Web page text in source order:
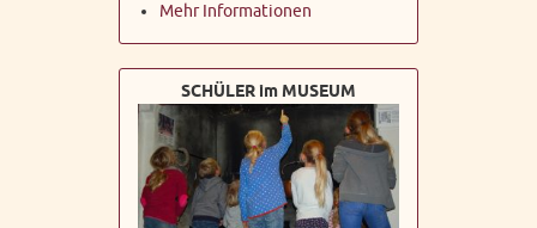
Mehr Informationen
SCHÜLER im MUSEUM